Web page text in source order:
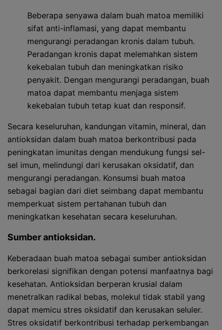
Beberapa senyawa dalam buah matoa memiliki
sifat anti-inflamasi, yang dapat membantu
mengurangi peradangan kronis dalam tubuh.
Peradangan kronis dapat melemahkan sistem
kekebalan tubuh dan meningkatkan risiko
penyakit. Dengan mengurangi peradangan, buah
matoa dapat membantu menjaga sistem
kekebalan tubuh tetap kuat dan responsif.
Secara keseluruhan, kandungan vitamin, mineral, dan
antioksidan dalam buah matoa berkontribusi pada
peningkatan imunitas dengan mendukung fungsi sel-
sel imun, melindungi dari kerusakan oksidatif, dan
mengurangi peradangan. Konsumsi buah matoa
sebagai bagian dari diet seimbang dapat membantu
memperkuat sistem pertahanan tubuh dan
meningkatkan kesehatan secara keseluruhan.
Sumber antioksidan.
Keberadaan buah matoa sebagai sumber antioksidan
berkorelasi signifikan dengan potensi manfaatnya bagi
kesehatan. Antioksidan berperan krusial dalam
menetralkan radikal bebas, molekul tidak stabil yang
dapat memicu stres oksidatif dan kerusakan seluler.
Stres oksidatif berkontribusi terhadap perkembangan